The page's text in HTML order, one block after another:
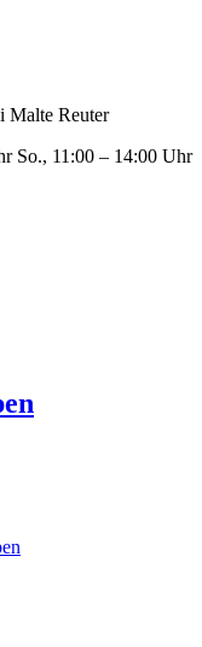
Malte Reuter
So., 11:00 – 14:00 Uhr